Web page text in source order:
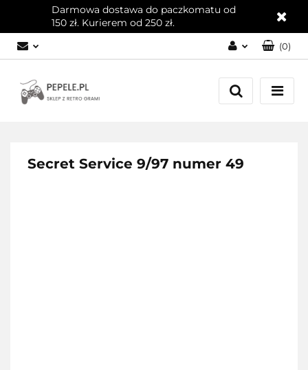
Darmowa dostawa do paczkomatu od
150 zł. Kurierem od 250 zł.
Zaloguj się
Załóż konto
(0)
Secret Service 9/97 numer 49